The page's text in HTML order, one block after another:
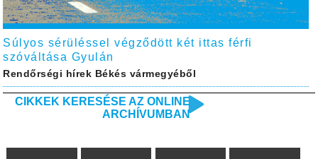
Súlyos sérüléssel végződött két ittas férfi
szóváltása Gyulán
Rendőrségi hírek Békés vármegyéből
CIKKEK KERESÉSE AZ ONLINE
ARCHÍVUMBAN